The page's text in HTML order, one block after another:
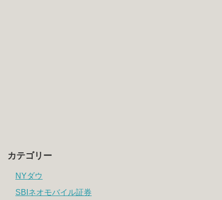
カテゴリー
NYダウ
SBIネオモバイル証券